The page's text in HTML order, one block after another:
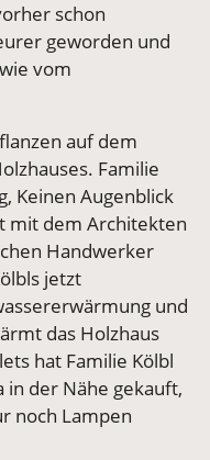
schon
geworden und
vom
auf dem
Familie
Keinen Augenblick
mit dem Architekten
Handwerker
jetzt
und
das Holzhaus
hat Familie Kölbl
in der Nähe gekauft,
noch Lampen